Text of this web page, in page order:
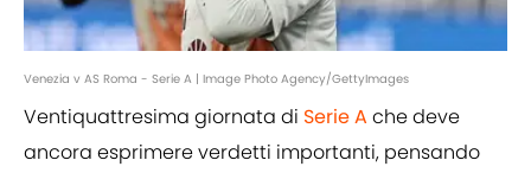
Venezia v AS Roma - Serie A | Image Photo Agency/GettyImages
Ventiquattresima giornata di Serie A che deve
ancora esprimere verdetti importanti, pensando